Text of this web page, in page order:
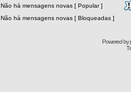
Não há mensagens novas [ Popular ]
Não há mensagens novas [ Bloqueadas ]
Powered by